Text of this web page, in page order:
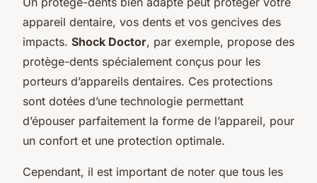
appareil dentaire, vos dents et vos gencives des
impacts. Shock Doctor, par exemple, propose des
protège-dents spécialement conçus pour les
porteurs d’appareils dentaires. Ces protections
sont dotées d’une technologie permettant
d’épouser parfaitement la forme de l’appareil, pour
un confort et une protection optimale.
Cependant, il est important de noter que tous les